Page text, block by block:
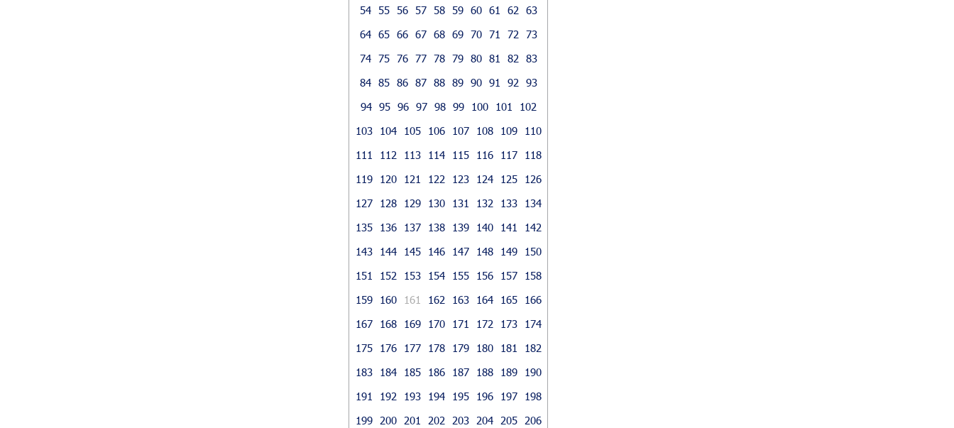
54 55 56 57 58 59 60 61 62
63
64 65 66 67 68 69 70 71 72
73
74 75 76 77 78 79 80 81 82
83
84 85 86 87 88 89 90 91 92
93
94 95 96 97 98 99 100 101
102
103
104 105 106 107 108 109
110
111
112 113 114 115 116 117
118
119
120 121 122 123 124 125
126
127
128 129 130 131 132 133
134
135
136 137 138 139 140 141
142
143
144 145 146 147 148 149
150
151
152 153 154 155 156 157
158
159
160 161 162 163 164 165
166
167
168 169 170 171 172 173
174
175
176 177 178 179 180 181
182
183
184 185 186 187 188 189
190
191
192 193 194 195 196 197
198
199
200 201 202 203 204 205
206